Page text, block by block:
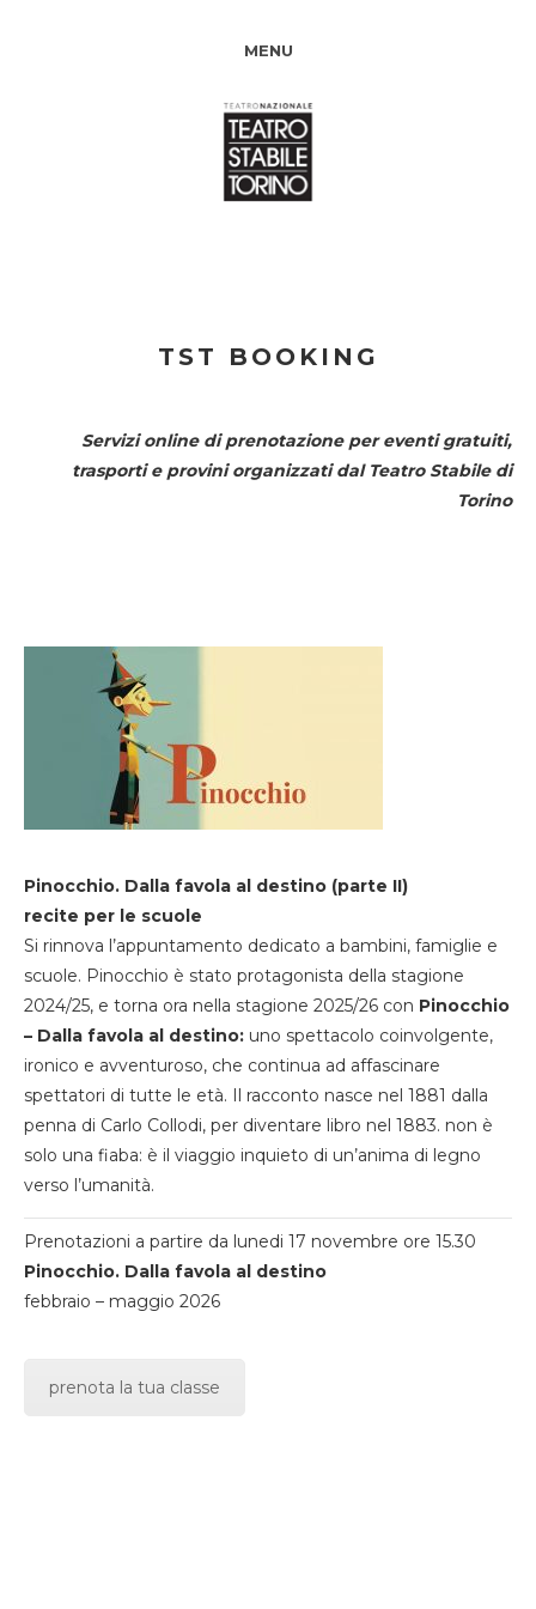
MENU
TST BOOKING
Servizi online di prenotazione per eventi gratuiti,
trasporti e provini organizzati dal Teatro Stabile di
Torino
Pinocchio. Dalla favola al destino (parte II)
recite per le scuole
Si rinnova l’appuntamento dedicato a bambini, famiglie e
scuole. Pinocchio è stato protagonista della stagione
2024/25, e torna ora nella stagione 2025/26 con Pinocchio
– Dalla favola al destino: uno spettacolo coinvolgente,
ironico e avventuroso, che continua ad affascinare
spettatori di tutte le età. Il racconto nasce nel 1881 dalla
penna di Carlo Collodi, per diventare libro nel 1883. non è
solo una fiaba: è il viaggio inquieto di un’anima di legno
verso l’umanità.
Prenotazioni a partire da lunedi 17 novembre ore 15.30
Pinocchio. Dalla favola al destino
febbraio – maggio 2026
prenota la tua classe